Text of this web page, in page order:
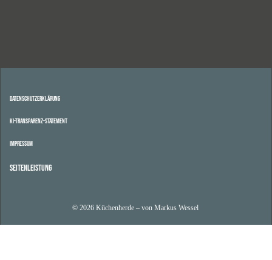
Datenschutzerklärung
KI-Transparenz-Statement
Impressum
Seitenleistung
© 2026 Küchenherde – von Markus Wessel